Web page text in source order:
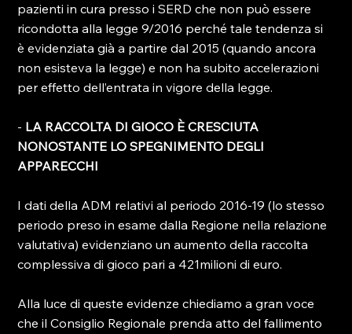
pazienti in cura presso i SERD che non può essere
ricondotta alla legge 9/2016 perché tale tendenza si
è evidenziata già a partire dal 2015 (quando ancora
non esisteva la legge) e non ha subito accelerazioni
per effetto dell’entrata in vigore della legge.
- LA RACCOLTA DI GIOCO È CRESCIUTA
NONOSTANTE LO SPEGNIMENTO DEGLI
APPARECCHI
I dati della ADM relativi al periodo 2016-19 (lo stesso
periodo preso in esame dalla Regione nella relazione
valutativa) evidenziano un aumento della raccolta
complessiva di gioco pari a 421milioni di euro.
Alla luce di queste evidenze chiediamo a gran voce
che il Consiglio Regionale prenda atto del fallimento